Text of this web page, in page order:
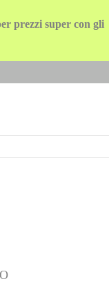
prezzi super con gli